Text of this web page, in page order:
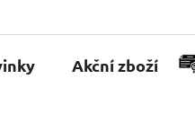
Akční zboží